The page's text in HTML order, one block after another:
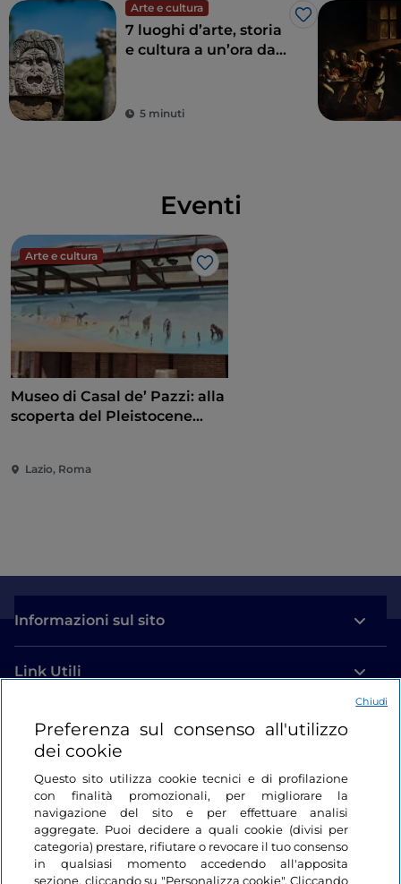
Arte e cultura
Like
7 luoghi d’arte, storia
e cultura a un’ora da
5 minuti
Eventi
Arte e cultura
Like
Museo di Casal de’ Pazzi: alla
scoperta del Pleistocene
Lazio, Roma
Informazioni sul sito
Link Utili
Login
Restiamo in contatto
Preferenza sul consenso all'utilizzo
dei cookie
Questo sito utilizza cookie tecnici e di profilazione
con finalità promozionali, per migliorare la
navigazione del sito e per effettuare analisi
aggregate. Puoi decidere a quali cookie (divisi per
categoria) prestare, rifiutare o revocare il tuo consenso
in qualsiasi momento accedendo all'apposita
sezione, cliccando su "Personalizza cookie". Cliccando
Chiudi